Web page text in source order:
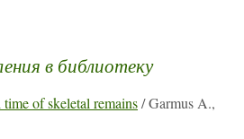
в библиотеку
of skeletal remains/ Garmus A.,